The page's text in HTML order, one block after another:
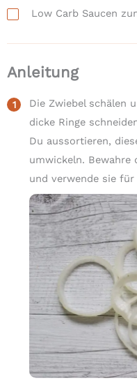
Low Carb Saucen
Anleitung
Die Zwiebel schälen
dicke Ringe
Du aussortieren,
umwickeln. Bewahre
und verwende sie für